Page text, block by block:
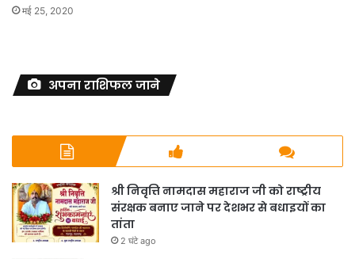
मई 25, 2020
अपना राशिफल जाने
श्री निवृत्ति नामदास महाराज जी को राष्ट्रीय
संरक्षक बनाए जाने पर देशभर से बधाइयों का
तांता
2 घंटे ago